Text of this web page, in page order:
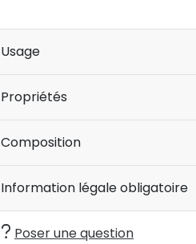
Usage
Propriétés
Composition
Information légale obligatoire
Poser une question